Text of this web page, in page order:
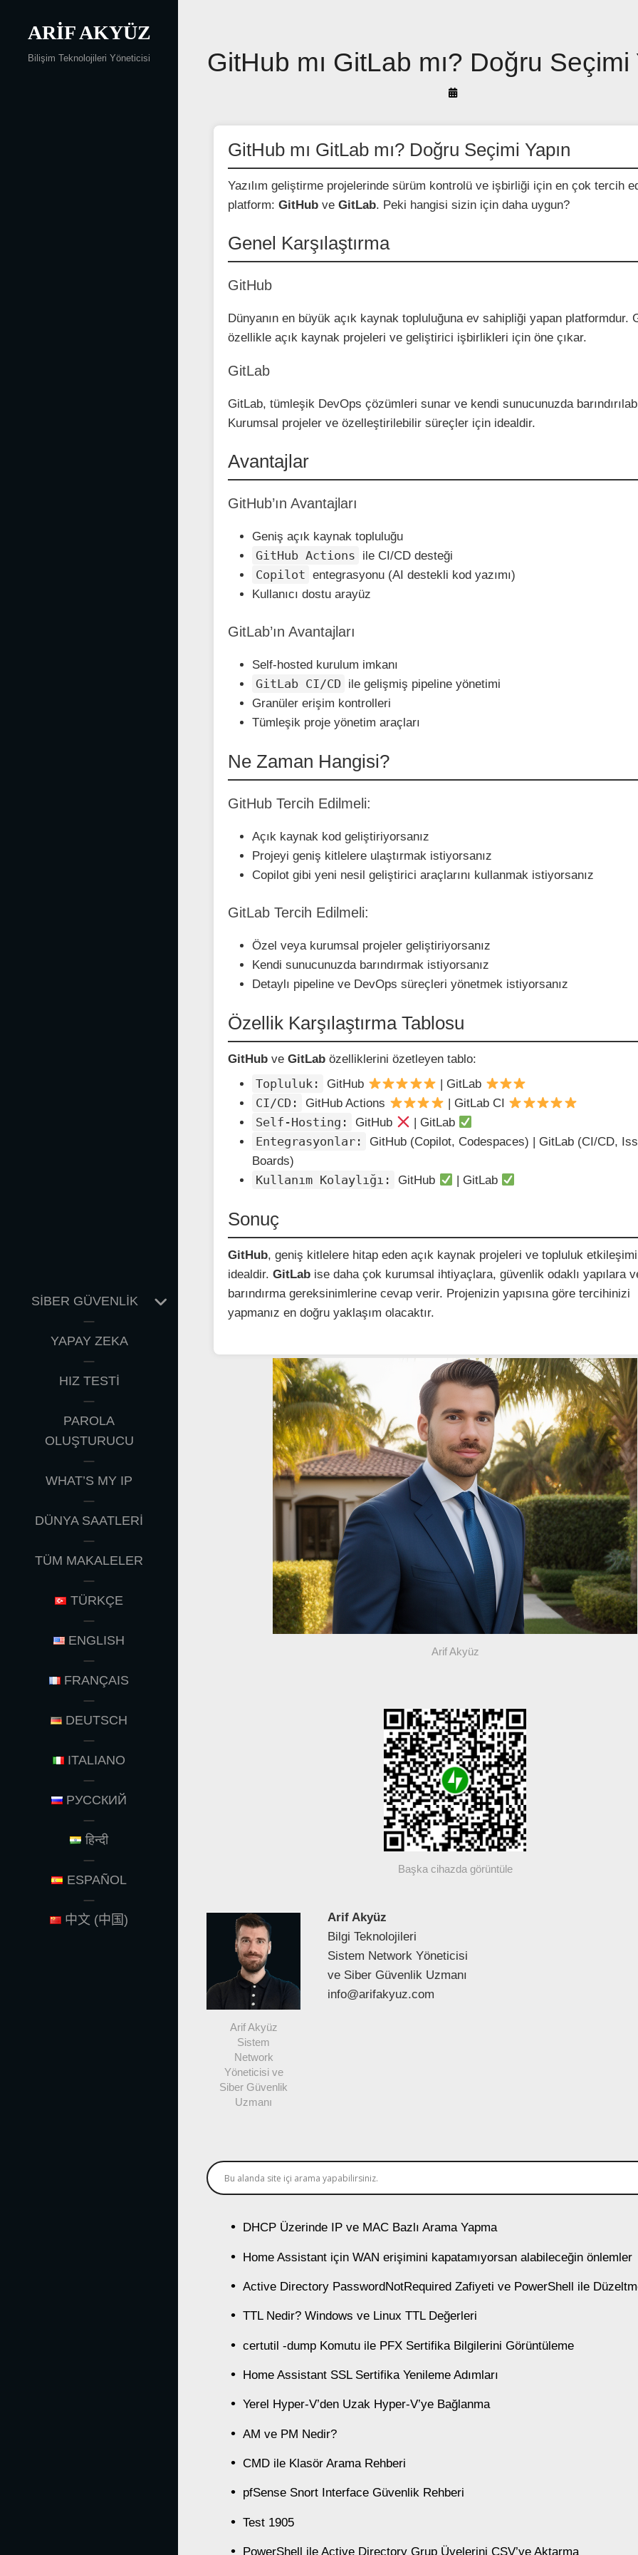
ARIF AKYÜZ
Bilişim Teknolojileri Yöneticisi
SİBER GÜVENLİK
EXPAND
YAPAY ZEKA
HIZ TESTİ
PAROLA
OLUŞTURUCU
WHAT’S MY IP
DÜNYA SAATLERİ
TÜM MAKALELER
TÜRKÇE
ENGLISH
FRANÇAIS
DEUTSCH
ITALIANO
РУССКИЙ
हिन्दी
ESPAÑOL
中文 (中国)
GitHub mı GitLab mı? Doğru Seçimi
By
Akyüz
GitHub mı GitLab mı? Doğru Seçimi Yapın
Yazılım geliştirme projelerinde sürüm kontrolü ve işbirliği için en çok tercih
platform:GitHub veGitLab. Peki hangisi sizin için daha uygun?
Genel Karşılaştırma
GitHub
Dünyanın en büyük açık kaynak topluluğuna ev sahipliği yapan platformdur.
özellikle açık kaynak projeleri ve geliştirici işbirlikleri için öne çıkar.
GitLab
GitLab, tümleşik DevOps çözümleri sunar ve kendi sunucunuzda
Kurumsal projeler ve özelleştirilebilir süreçler için idealdir.
Avantajlar
GitHub’ın Avantajları
Geniş açık kaynak topluluğu
GitHub Actions ile CI/CD desteği
Copilot entegrasyonu (AI destekli kod yazımı)
Kullanıcı dostu arayüz
GitLab’ın Avantajları
Self-hosted kurulum imkanı
GitLab CI/CD ile gelişmiş pipeline yönetimi
Granüler erişim kontrolleri
Tümleşik proje yönetim araçları
Ne Zaman Hangisi?
GitHub Tercih Edilmeli:
Açık kaynak kod geliştiriyorsanız
Projeyi geniş kitlelere ulaştırmak istiyorsanız
Copilot gibi yeni nesil geliştirici araçlarını kullanmak istiyorsanız
GitLab Tercih Edilmeli:
Özel veya kurumsal projeler geliştiriyorsanız
Kendi sunucunuzda barındırmak istiyorsanız
Detaylı pipeline ve DevOps süreçleri yönetmek istiyorsanız
Özellik Karşılaştırma Tablosu
GitHub veGitLab özelliklerini özetleyen tablo:
Topluluk: GitHub | GitLab
CI/CD: GitHub Actions | GitLab CI
Self-Hosting: GitHub | GitLab
Entegrasyonlar:
GitHub (Copilot, Codespaces) | GitLab (CI/CD,
Boards)
Kullanım Kolaylığı: GitHub | GitLab
Sonuç
GitHub, geniş kitlelere hitap eden açık kaynak projeleri ve topluluk
idealdir.GitLab ise daha çok kurumsal ihtiyaçlara, güvenlik odaklı yapılara
barındırma gereksinimlerine cevap verir. Projenizin yapısına göre tercihinizi
yapmanız en doğru yaklaşım olacaktır.
Arif Akyüz
Başka cihazda görüntüle
Arif Akyüz
Sistem
Network
Yöneticisi ve
Siber Güvenlik
Uzmanı
Arif Akyüz
Bilgi Teknolojileri
Sistem Network Yöneticisi
ve Siber Güvenlik Uzmanı
info@arifakyuz.com
DHCP Üzerinde IP ve MAC Bazlı Arama Yapma
Home Assistant için WAN erişimini kapatamıyorsan alabileceğin önlemler
Active Directory PasswordNotRequired Zafiyeti ve PowerShell ile
TTL Nedir? Windows ve Linux TTL Değerleri
certutil -dump Komutu ile PFX Sertifika Bilgilerini Görüntüleme
Home Assistant SSL Sertifika Yenileme Adımları
Yerel Hyper-V’den Uzak Hyper-V’ye Bağlanma
AM ve PM Nedir?
CMD ile Klasör Arama Rehberi
pfSense Snort Interface Güvenlik Rehberi
Test 1905
PowerShell ile Active Directory Grup Üyelerini CSV’ye Aktarma
Yazı
gezinmesi